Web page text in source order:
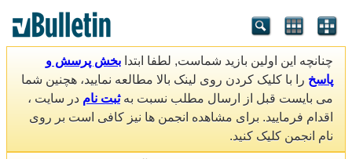
چنانچه این اولین بازید شماست, لطفا ابتدا بخش پرسش و
پاسخ را با کلیک کردن روی لینک بالا مطالعه نمایید، هچنین شما
می بایست قبل از ارسال مطلب نسبت بهثبت نام در سایت ،
اقدام فرمایید. برای مشاهده انجمن ها نیز کافی است بر روی
نام انجمن کلیک کنید.